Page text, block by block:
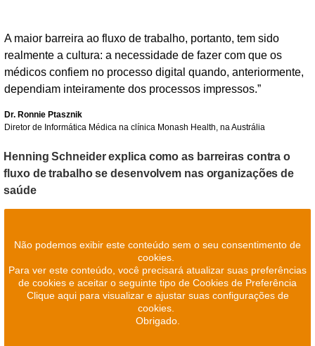
A maior barreira ao fluxo de trabalho, portanto, tem sido
realmente a cultura: a necessidade de fazer com que os
médicos confiem no processo digital quando, anteriormente,
dependiam inteiramente dos processos impressos.”
Dr. Ronnie Ptasznik
Diretor de Informática Médica na clínica Monash Health, na Austrália
Henning Schneider explica como as barreiras contra o
fluxo de trabalho se desenvolvem nas organizações de
saúde
Não podemos exibir este conteúdo sem o seu consentimento de
cookies.
Para ver este conteúdo, você precisará atualizar suas preferências
de cookies e aceitar o seguinte tipo de Cookies de Preferência
Clique aqui para visualizar e ajustar suas configurações de
cookies.
Obrigado.